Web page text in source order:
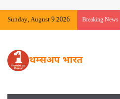
Sunday, August 9 2026 Breaking News
थम्सअप भारत